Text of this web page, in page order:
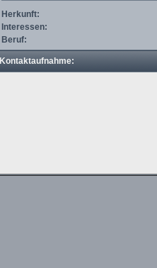
Herkunft:
Interessen:
Beruf:
Kontaktaufnahme: